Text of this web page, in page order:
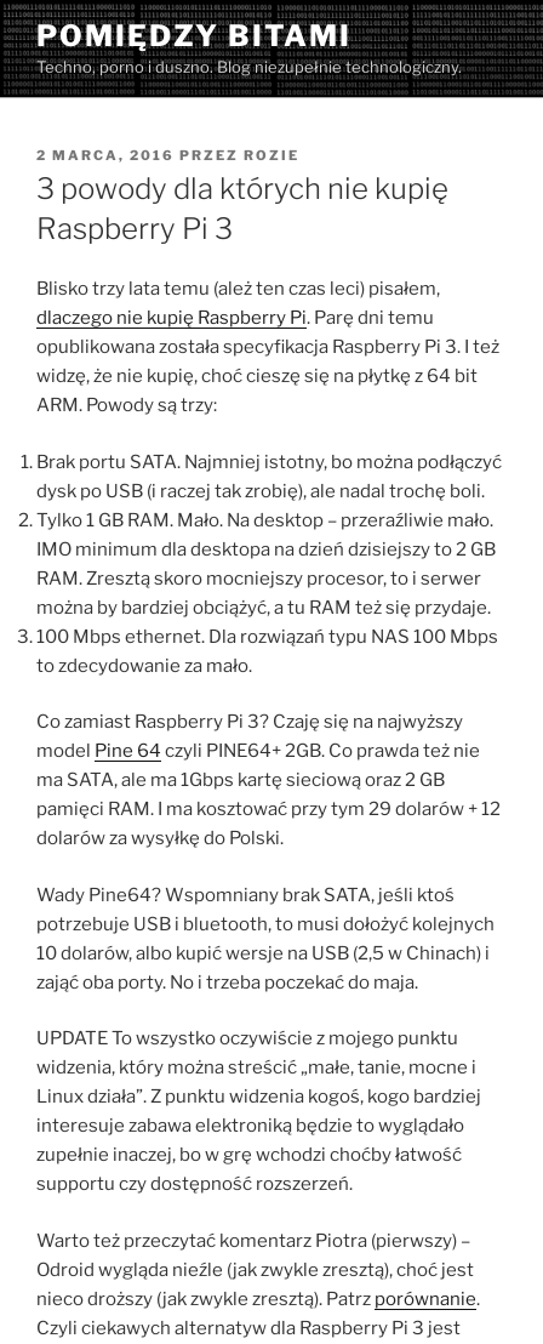
Przejdź
do
treści
POMIĘDZY BITAMI
Techno, porno i duszno. Blog niezupełnie technologiczny.
OPUBLIKOWANE
W
2 MARCA, 2016 PRZEZ ROZIE
3 powody dla których nie kupię
Raspberry Pi 3
Blisko trzy lata temu (ależ ten czas leci) pisałem,
dlaczego nie kupię Raspberry Pi. Parę dni temu
opublikowana została specyfikacja Raspberry Pi 3. I też
widzę, że nie kupię, choć cieszę się na płytkę z 64 bit
ARM. Powody są trzy:
Brak portu SATA. Najmniej istotny, bo można podłączyć
dysk po USB (i raczej tak zrobię), ale nadal trochę boli.
Tylko 1 GB RAM. Mało. Na desktop – przeraźliwie mało.
IMO minimum dla desktopa na dzień dzisiejszy to 2 GB
RAM. Zresztą skoro mocniejszy procesor, to i serwer
można by bardziej obciążyć, a tu RAM też się przydaje.
100 Mbps ethernet. Dla rozwiązań typu NAS 100 Mbps
to zdecydowanie za mało.
Co zamiast Raspberry Pi 3? Czaję się na najwyższy
model Pine 64 czyli PINE64+ 2GB. Co prawda też nie
ma SATA, ale ma 1Gbps kartę sieciową oraz 2 GB
pamięci RAM. I ma kosztować przy tym 29 dolarów + 12
dolarów za wysyłkę do Polski.
Wady Pine64? Wspomniany brak SATA, jeśli ktoś
potrzebuje USB i bluetooth, to musi dołożyć kolejnych
10 dolarów, albo kupić wersje na USB (2,5 w Chinach) i
zająć oba porty. No i trzeba poczekać do maja.
UPDATE To wszystko oczywiście z mojego punktu
widzenia, który można streścić „małe, tanie, mocne i
Linux działa”. Z punktu widzenia kogoś, kogo bardziej
interesuje zabawa elektroniką będzie to wyglądało
zupełnie inaczej, bo w grę wchodzi choćby łatwość
supportu czy dostępność rozszerzeń.
Warto też przeczytać komentarz Piotra (pierwszy) –
Odroid wygląda nieźle (jak zwykle zresztą), choć jest
nieco droższy (jak zwykle zresztą). Patrz porównanie.
Czyli ciekawych alternatyw dla Raspberry Pi 3 jest